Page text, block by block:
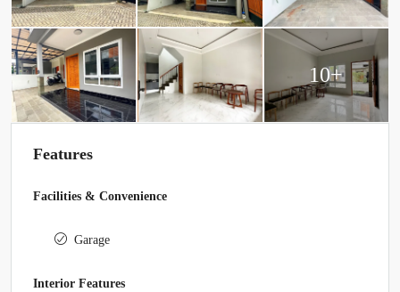
10+
Features
Facilities & Convenience
Garage
Interior Features